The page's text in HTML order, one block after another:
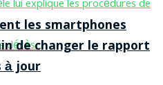
les smartphones
de changer le rapport
à jour